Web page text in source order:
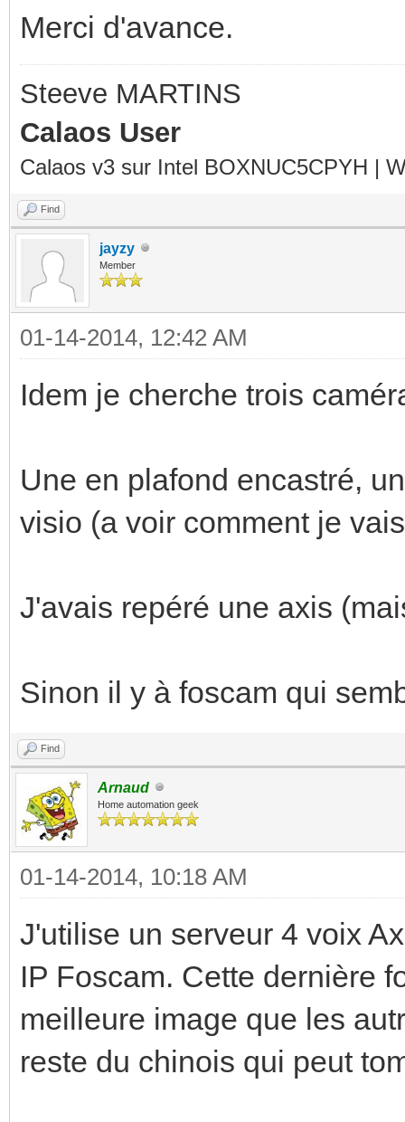
Merci d'avance.
Steeve MARTINS
Calaos User
Calaos v3 sur Intel BOXNUC5CPYH |
Find
jayzy
Member
01-14-2014, 12:42 AM
Idem je cherche trois
Une en plafond encastré,
visio (a voir comment je
J'avais repéré une axis
Sinon il y à foscam qui
Find
Arnaud
Home automation geek
01-14-2014, 10:18 AM
J'utilise un serveur 4 voix
IP Foscam. Cette dernière
meilleure image que les
reste du chinois qui peut